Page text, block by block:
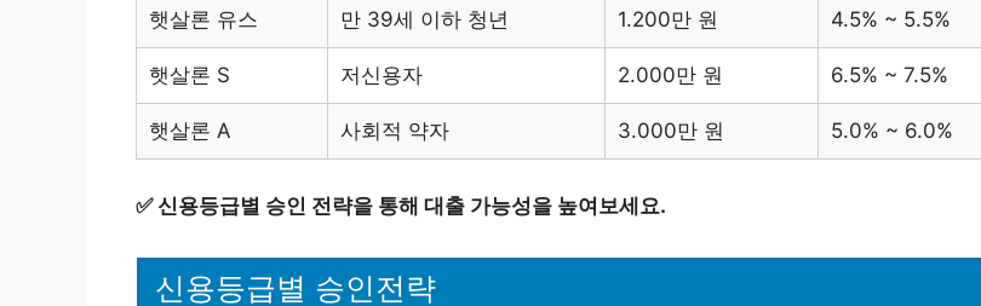
햇살론 유스 만 39세 이하 청년 1.200만 원 4.5% ~ 5.5%
햇살론 S 저신용자 2.000만 원 6.5% ~ 7.5%
햇살론 A 사회적 약자 3.000만 원 5.0% ~ 6.0%
✅신용등급별 승인 전략을 통해 대출 가능성을 높여보세요.
신용등급별 승인전략